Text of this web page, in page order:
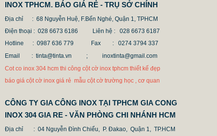
INOX TPHCM. BÁO GIÁ RẺ - TRỤ SỞ CHÍNH
Địa chỉ : 68 Nguyễn Huệ, F.Bến Nghé, Quận 1, TPHCM
Điện thoại : 028 6673 6186
Liên hệ : 028 6673 6187
Hotline : 0987 636 779 Fax
: 0274 3794 337
Email : tinta@tinta.vn ;
inoxtinta@gmail.com
Cot co inox 304 hcm thi công cột cờ inox tphcm thiết kế đẹp
báo giá cột cờ inox giá rẻ mẫu cột cờ trường học , cơ quan
CÔNG TY GIA CÔNG INOX TẠI TPHCM GIA CONG
INOX 304 GIA RE - VĂN PHÒNG CHI NHÁNH HCM
Địa chỉ
: 04 Nguyễn Đình Chiểu, P. Đakao, Quận 1, TP.HCM